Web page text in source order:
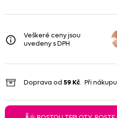
Veškeré ceny jsou
uvedeny s DPH
Doprava od 59 Kč. Při nákupu